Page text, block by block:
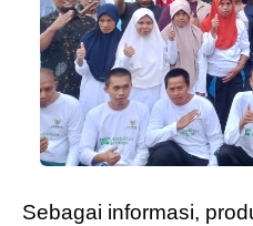
Sebagai informasi,